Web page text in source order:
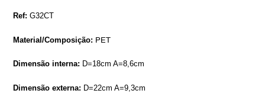
Ref: G32CT
Material/Composição: PET
Dimensão interna: D=18cm A=8,6cm
Dimensão externa: D=22cm A=9,3cm